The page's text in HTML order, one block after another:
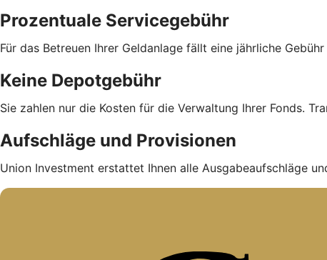
Prozentuale Servicegebühr
Für das Betreuen Ihrer Geldanlage fällt eine jährliche
Keine Depotgebühr
Sie zahlen nur die Kosten für die Verwaltung Ihrer Fonds.
Aufschläge und Provisionen
Union Investment erstattet Ihnen alle Ausgabe­auf­schläge